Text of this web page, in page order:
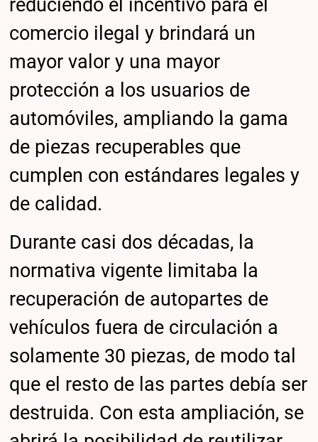
reduciendo el incentivo para el
comercio ilegal y brindará un
mayor valor y una mayor
protección a los usuarios de
automóviles, ampliando la gama
de piezas recuperables que
cumplen con estándares legales y
de calidad.
Durante casi dos décadas, la
normativa vigente limitaba la
recuperación de autopartes de
vehículos fuera de circulación a
solamente 30 piezas, de modo tal
que el resto de las partes debía ser
destruida. Con esta ampliación, se